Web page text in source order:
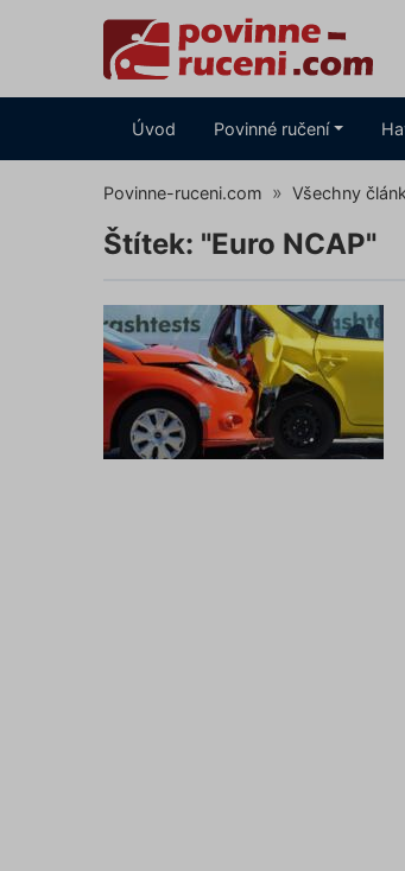
Úvod Povinné ručení
Povinne-ruceni.com Všechny
Štítek: "Euro NCAP"